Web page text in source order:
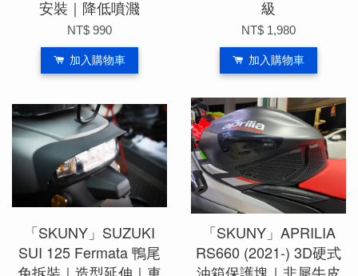
安裝｜降低噴濺
NT$ 990
加入購物車
級
NT$ 1,980
加入購物車
「SKUNY」SUZUKI
SUI 125 Fermata 鴨尾
「SKUNY」APRILIA
RS660 (2021-) 3D硬式